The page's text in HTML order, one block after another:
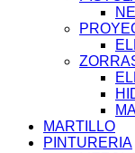
MARTILLO
PINTURERIA